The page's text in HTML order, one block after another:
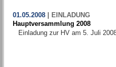
01.05.2008|
EINLADUNG
Hauptversammlung 2008
Einladung zur HV am 5. Juli